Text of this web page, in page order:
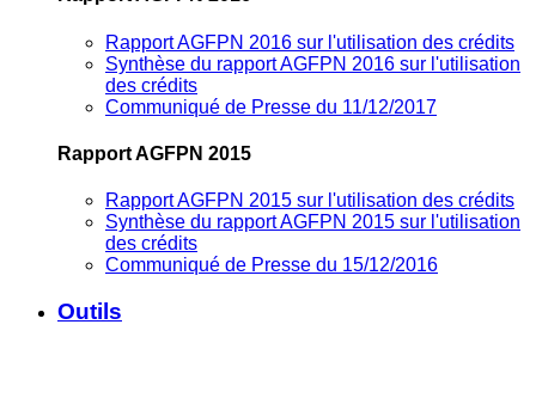
Rapport AGFPN 2016 sur l'utilisation des crédits
Synthèse du rapport AGFPN 2016 sur l'utilisation
des crédits
Communiqué de Presse du 11/12/2017
Rapport AGFPN 2015
Rapport AGFPN 2015 sur l'utilisation des crédits
Synthèse du rapport AGFPN 2015 sur l'utilisation
des crédits
Communiqué de Presse du 15/12/2016
Outils